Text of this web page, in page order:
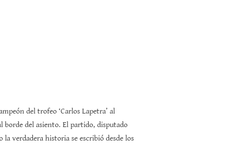
del trofeo ‘Carlos Lapetra’ al
borde del asiento. El partido, disputado
verdadera historia se escribió desde los